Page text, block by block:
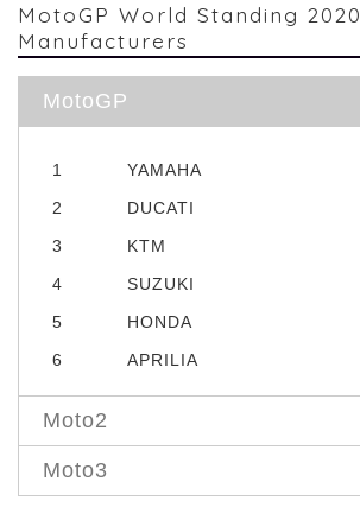
MotoGP World Standing 2020
Manufacturers
MotoGP
1 YAMAHA
2
DUCATI
3
KTM
4
SUZUKI
5
HONDA
6
APRILIA
Moto2
Moto3